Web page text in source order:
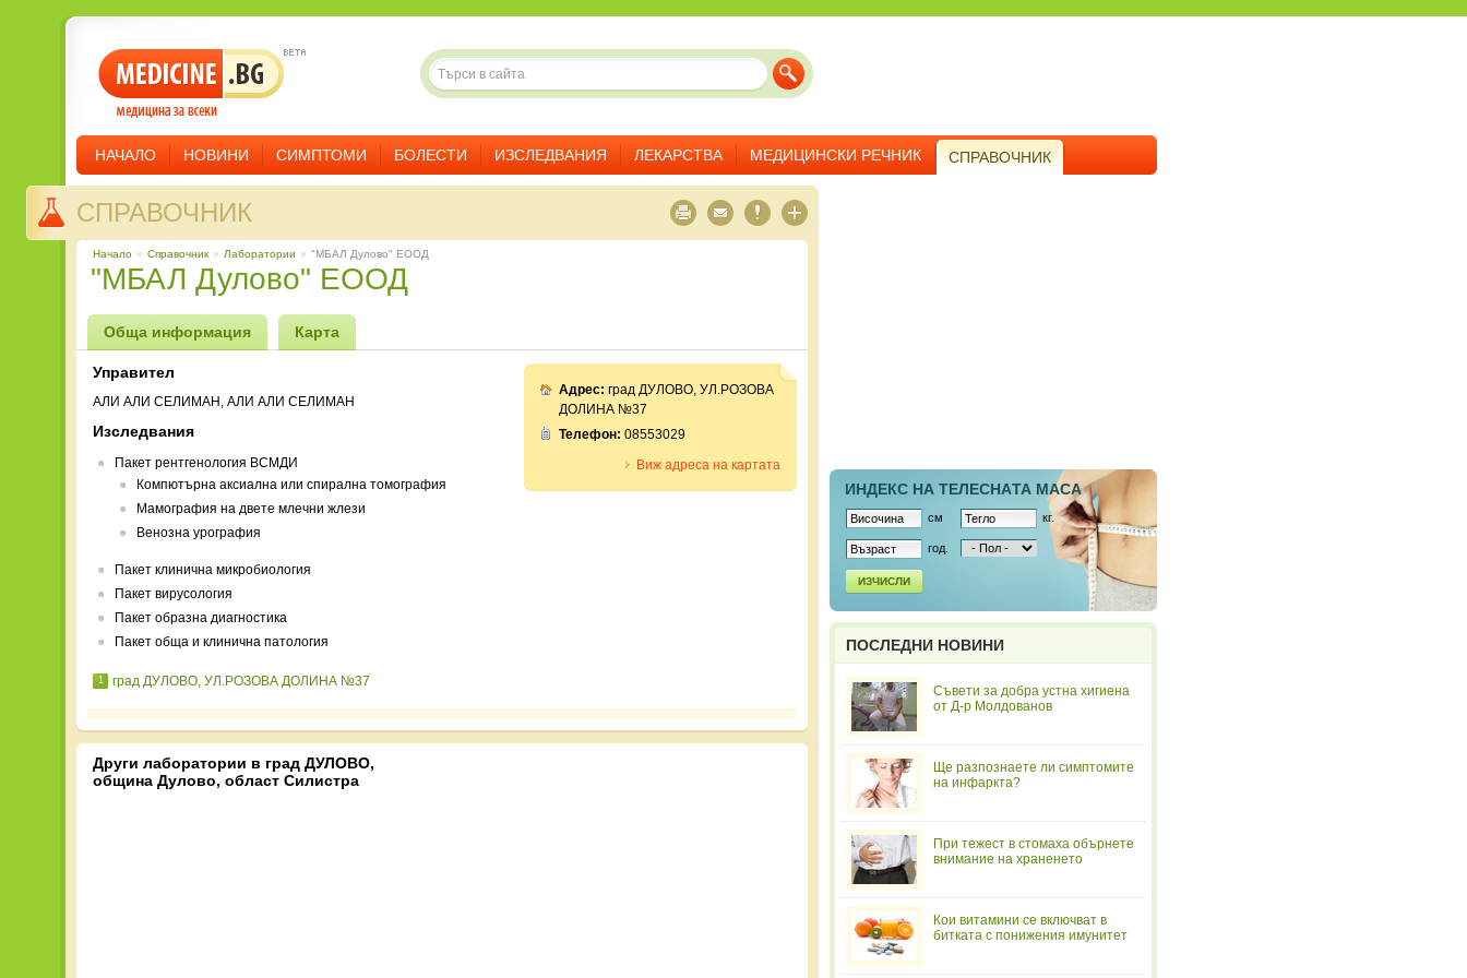
НАЧАЛО НОВИНИ СИМПТОМИ БОЛЕСТИ ИЗСЛЕДВАНИЯ ЛЕКАРСТВА МЕДИЦИНСКИ РЕЧНИК СПРАВОЧНИК
СПРАВОЧНИК
Начало » Справочник » Лаборатории » "МБАЛ Дулово" ЕООД
"МБАЛ Дулово" ЕООД
Обща информация Карта
Адрес: град ДУЛОВО, УЛ.РОЗОВА
ДОЛИНА №37
Телефон: 08553029
Виж адреса на картата
Управител
АЛИ АЛИ СЕЛИМАН, АЛИ АЛИ СЕЛИМАН
Изследвания
Пакет рентгенология ВСМДИ
Компютърна аксиална или спирална томография
Мамография на двете млечни жлези
Венозна урография
Пакет клинична микробиология
Пакет вирусология
Пакет образна диагностика
Пакет обща и клинична патология
1 град ДУЛОВО, УЛ.РОЗОВА ДОЛИНА №37
Други лаборатории в град ДУЛОВО,
община Дулово, област Силистра
ИНДЕКС НА ТЕЛЕСНAТА МАСА
см кг.
год.
ИЗЧИСЛИ
ПОСЛЕДНИ НОВИНИ
Съвети за добра устна хигиена
от Д-р Молдованов
Ще разпознаете ли симптомите
на инфаркта?
При тежест в стомаха обърнете
внимание на храненето
Кои витамини се включват в
битката с понижения имунитет